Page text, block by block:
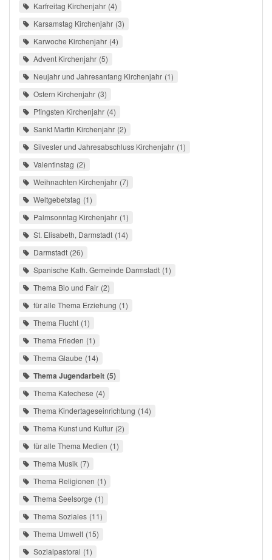
Karfreitag Kirchenjahr 4
Karsamstag Kirchenjahr 3
Karwoche Kirchenjahr 4
Advent Kirchenjahr 5
Neujahr und Jahresanfang Kirchenjahr 1
Ostern Kirchenjahr 3
Pfingsten Kirchenjahr 4
Sankt Martin Kirchenjahr 2
Silvester und Jahresabschluss Kirchenjahr 1
Valentinstag 2
Weihnachten Kirchenjahr 7
Weltgebetstag 1
Palmsonntag Kirchenjahr 1
St. Elisabeth, Darmstadt 14
Darmstadt 26
Spanische Kath. Gemeinde Darmstadt 1
Thema Bio und Fair 2
für alle Thema Erziehung 1
Thema Flucht 1
Thema Frieden 1
Thema Glaube 14
Thema Jugendarbeit 5
Thema Katechese 4
Thema Kindertageseinrichtung 14
Thema Kunst und Kultur 2
für alle Thema Medien 1
Thema Musik 7
Thema Religionen 1
Thema Seelsorge 1
Thema Soziales 11
Thema Umwelt 15
Sozialpastoral 1